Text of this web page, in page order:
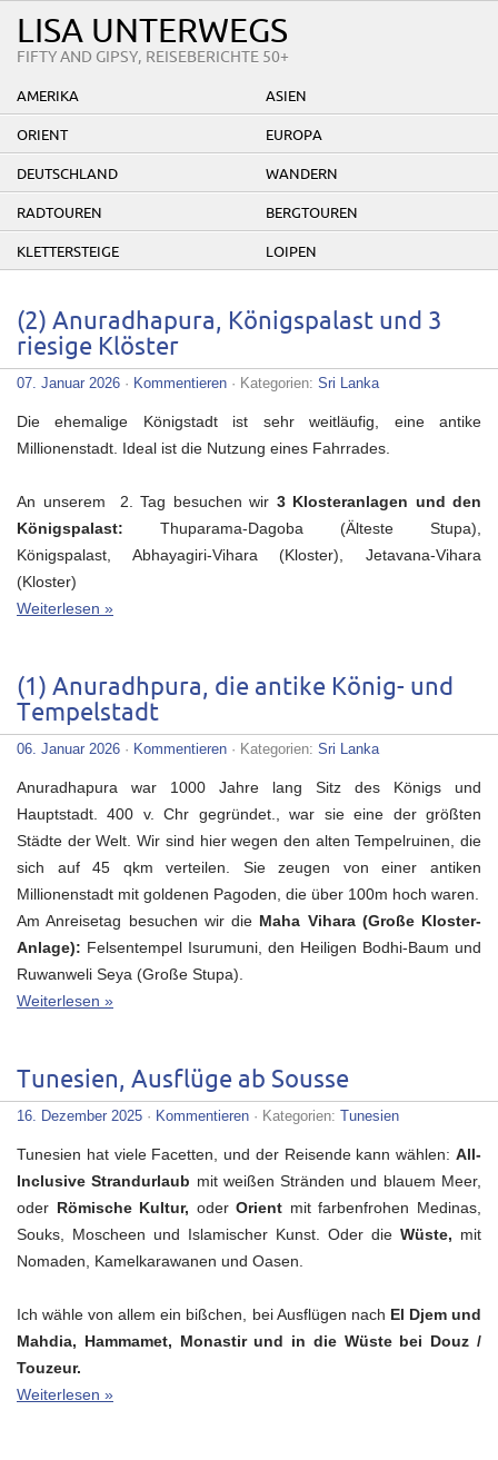
LISA UNTERWEGS
FIFTY AND GIPSY, REISEBERICHTE 50+
AMERIKA ASIEN
ORIENT EUROPA
DEUTSCHLAND WANDERN
RADTOUREN BERGTOUREN
KLETTERSTEIGE LOIPEN
(2) Anuradhapura, Königspalast und 3
riesige Klöster
07. Januar 2026 · Kommentieren · Kategorien: Sri Lanka
Die ehemalige Königstadt ist sehr weitläufig, eine antike
Millionenstadt. Ideal ist die Nutzung eines Fahrrades.
An unserem 2. Tag besuchen wir 3 Klosteranlagen und den
Königspalast: Thuparama-Dagoba (Älteste Stupa),
Königspalast, Abhayagiri-Vihara (Kloster), Jetavana-Vihara
(Kloster)
Weiterlesen »
(1) Anuradhpura, die antike König- und
Tempelstadt
06. Januar 2026 · Kommentieren · Kategorien: Sri Lanka
Anuradhapura war 1000 Jahre lang Sitz des Königs und
Hauptstadt. 400 v. Chr gegründet., war sie eine der größten
Städte der Welt. Wir sind hier wegen den alten Tempelruinen, die
sich auf 45 qkm verteilen. Sie zeugen von einer antiken
Millionenstadt mit goldenen Pagoden, die über 100m hoch waren.
Am Anreisetag besuchen wir die Maha Vihara (Große Kloster-
Anlage): Felsentempel Isurumuni, den Heiligen Bodhi-Baum und
Ruwanweli Seya (Große Stupa).
Weiterlesen »
Tunesien, Ausflüge ab Sousse
16. Dezember 2025 · Kommentieren · Kategorien: Tunesien
Tunesien hat viele Facetten, und der Reisende kann wählen: All-
Inclusive Strandurlaub mit weißen Stränden und blauem Meer,
oder Römische Kultur, oderOrient mit farbenfrohen Medinas,
Souks, Moscheen und Islamischer Kunst. Oder die Wüste, mit
Nomaden, Kamelkarawanen und Oasen.
Ich wähle von allem ein bißchen, bei Ausflügen nach El Djem und
Mahdia, Hammamet, Monastir und in die Wüste bei Douz /
Touzeur.
Weiterlesen »